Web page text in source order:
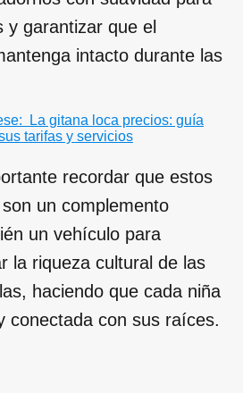
y garantizar que el
intacto durante las
La gitana loca precios: guía
tarifas y servicios
recordar que estos
un complemento
un vehículo para
la riqueza cultural de las
haciendo que cada niña
conectada con sus raíces.